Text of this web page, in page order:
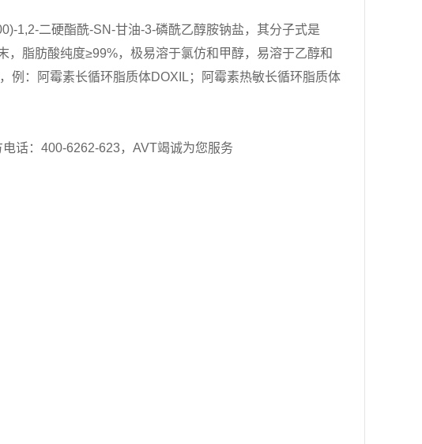
1,2-二硬酯酰-SN-甘油-3-磷酰乙醇胺钠盐，其分子式是
脂肪酸纯度≥99%，极易溶于氯仿和甲醇，易溶于乙醇和
例：阿霉素长循环脂质体DOXIL；阿霉素热敏长循环脂质体
话：400-6262-623，AVT竭诚为您服务